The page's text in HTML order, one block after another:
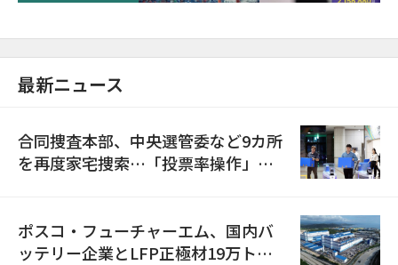
最新ニュース
合同捜査本部、中央選管委など9カ所
を再度家宅捜索…「投票率操作」の
ポスコ・フューチャーエム、国内バ
ッテリー企業とLFP正極材19万トン